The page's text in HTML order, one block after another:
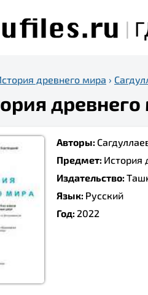
древнего мира ›
Авторы:
Предмет: История
Издательство:
Язык: Русский
Год: 2022